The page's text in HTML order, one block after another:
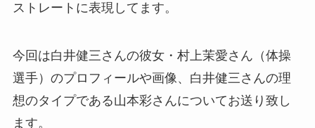
ストレートに表現してます。
今回は白井健三さんの彼女・村上茉愛さん（体操
選手）のプロフィールや画像、白井健三さんの理
想のタイプである山本彩さんについてお送り致し
ます。